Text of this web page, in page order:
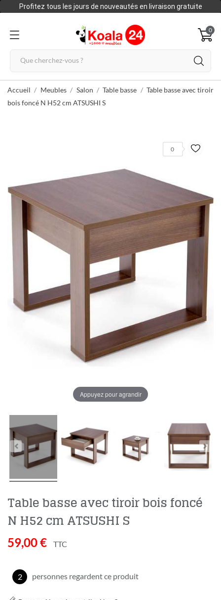
Profitez tous les jours de nouveautés en livraison gratuite
0
Accueil Meubles Salon Table basse
Table basse avec tiroir
bois foncé N H52 cm ATSUSHI S
Appuyez pour agrandir
0
Table basse avec tiroir bois foncé
N H52 cm ATSUSHI S
59,00 € TTC
2 personnes regardent ce produit